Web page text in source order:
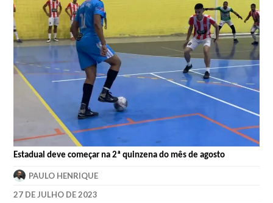
Estadual deve começar na 2ª quinzena do mês de agosto
PAULO HENRIQUE
27 DE JULHO DE 2023